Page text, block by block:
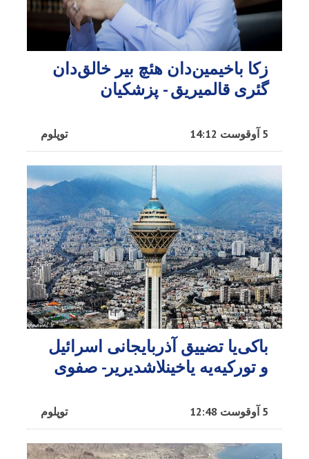
زکا باخیمین‌دان هئچ بیر خالق‌دان
گئری قالمیریق - پزشکیان
توپلوم 5 آوقوست 14:12
باکی‌یا تضییق آذربایجانی اسرائیل
و تورکیه‌یه یاخینلاشدیریر- صفوی
توپلوم 5 آوقوست 12:48